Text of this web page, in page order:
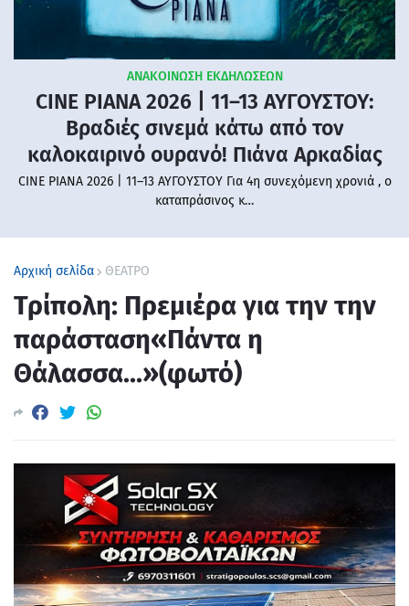
ΑΝΑΚΟΙΝΩΣΗ ΕΚΔΗΛΩΣΕΩΝ
CINE PIANA 2026 | 11–13 ΑΥΓΟΥΣΤΟΥ:
Βραδιές σινεμά κάτω από τον
καλοκαιρινό ουρανό! Πιάνα Αρκαδίας
CINE PIANA 2026 | 11–13 ΑΥΓΟΥΣΤΟΥ Για 4η συνεχόμενη χρονιά , ο
καταπράσινος κ…
Αρχική σελίδα ΘΕΑΤΡΟ
Τρίπολη: Πρεμιέρα για την την
παράσταση«Πάντα η
Θάλασσα...»(φωτό)